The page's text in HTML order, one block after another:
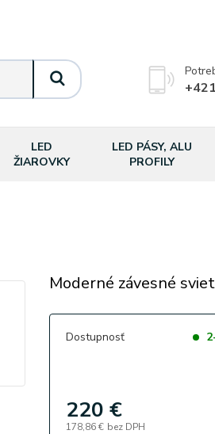
LED
ŽIAROVKY
LED PÁSY, ALU
PROFILY
Moderné závesné
Dostupnosť
220 €
178,86 € bez DPH